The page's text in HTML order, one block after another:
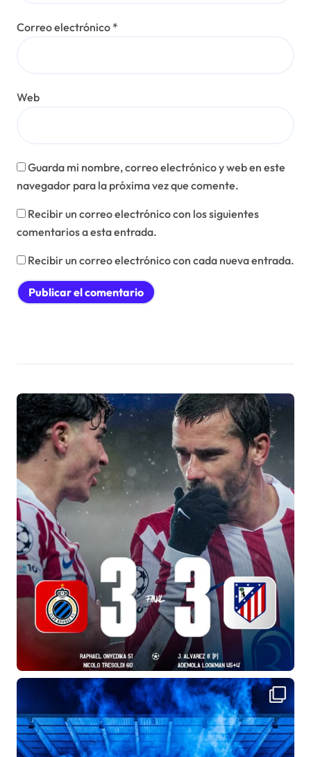
Correo electrónico *
Web
Guarda mi nombre, correo electrónico y web en este
navegador para la próxima vez que comente.
Recibir un correo electrónico con los siguientes
comentarios a esta entrada.
Recibir un correo electrónico con cada nueva entrada.